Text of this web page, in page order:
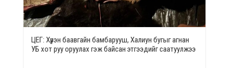
ЦЕГ: Хүрэн баавгайн бамбарууш, Халиун бугыг агнан
УБ хот руу оруулах гэж байсан этгээдийг саатуулжээ